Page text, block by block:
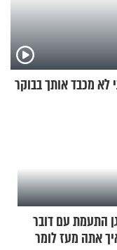
לא מכבד אותך בבוקר
התעמת עם דובר
אתה מעז לומר